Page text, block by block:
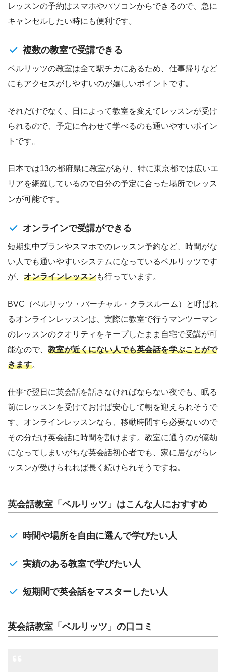
レッスンの予約はスマホやパソコンからできるので、急に
キャンセルしたい時にも便利です。
複数の教室で受講できる
ベルリッツの教室は全て駅チカにあるため、仕事帰りなど
にもアクセスがしやすいのが嬉しいポイントです。
それだけでなく、日によって教室を変えてレッスンが受け
られるので、予定に合わせて学べるのも通いやすいポイン
トです。
日本では13の都府県に教室があり、特に東京都では広いエ
リアを網羅しているので自分の予定に合った場所でレッス
ンが可能です。
オンラインで受講ができる
短期集中プランやスマホでのレッスン予約など、時間がな
い人でも通いやすいシステムになっているベルリッツです
が、 オンラインレッスンも行っています。
BVC（ベルリッツ・バーチャル・クラスルーム）と呼ばれ
るオンラインレッスンは、実際に教室で行うマンツーマン
のレッスンのクオリティをキープしたまま自宅で受講が可
能なので、 教室が近くにない人でも英会話を学ぶことがで
きます。
仕事で翌日に英会話を話さなければならない夜でも、眠る
前にレッスンを受けておけば安心して朝を迎えられそうで
す。オンラインレッスンなら、移動時間すら必要ないので
その分だけ英会話に時間を割けます。教室に通うのが億劫
になってしまいがちな英会話初心者でも、家に居ながらレ
ッスンが受けられれば長く続けられそうですね。
英会話教室「ベルリッツ」はこんな人におすすめ
時間や場所を自由に選んで学びたい人
実績のある教室で学びたい人
短期間で英会話をマスターしたい人
英会話教室「ベルリッツ」の口コミ